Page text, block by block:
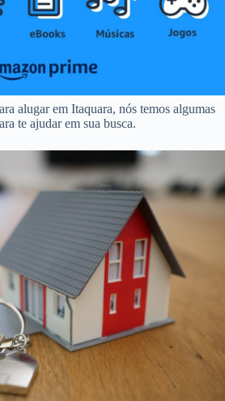
alugar em Itaquara, nós temos algumas
te ajudar em sua busca.